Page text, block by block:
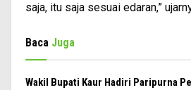
saja, itu saja sesuai edaran,”
Baca Juga
Wakil Bupati Kaur Hadiri Paripurna